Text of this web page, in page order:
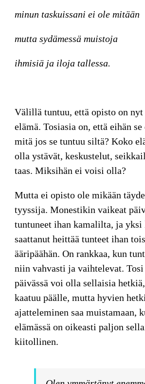
minun taskuissani ei ole mitään
mutta sydämessä muistoja
ihmisiä ja iloja tallessa.
Välillä tuntuu, että opisto on
elämä. Tosiasia on, että eihän
mitä jos se tuntuu siltä? Koko
olla ystävät, keskustelut,
taas. Miksihän ei voisi olla?
Mutta ei opisto ole mikään
tyyssija. Monestikin vaikeat
tuntuneet ihan kamalilta, ja yksi
saattanut heittää tunteet ihan
ääripäähän. On rankkaa, kun
niin vahvasti ja vaihtelevat. Tosi
päivässä voi olla sellaisia
kaatuu päälle, mutta hyvien
ajatteleminen saa muistamaan,
elämässä on oikeasti paljon
kiitollinen.